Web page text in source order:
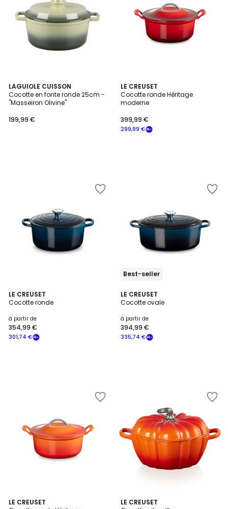
LAGUIOLE CUISSON
Cocotte en fonte ronde 25cm -
"Masseiron Olivine"
199,99 €
LE CREUSET
Cocotte ronde Héritage
moderne
299,99 €
399,99 €
LE CREUSET
Cocotte ronde
à partir de
301,74 €
354,99 €
Best-seller
LE CREUSET
Cocotte ovale
à partir de
335,74 €
394,99 €
LE CREUSET
5
LE CREUSET